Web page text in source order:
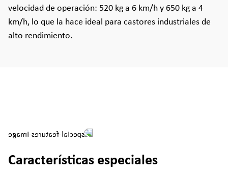
velocidad de operación: 520 kg a 6 km/h y 650 kg a 4
km/h, lo que la hace ideal para castores industriales de
alto rendimiento.
Características especiales